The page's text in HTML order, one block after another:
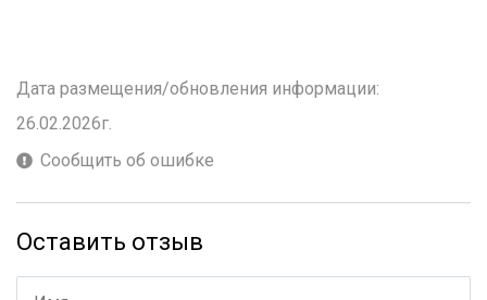
Дата размещения/обновления информации:
26.02.2026г.
Сообщить об ошибке
Оставить отзыв